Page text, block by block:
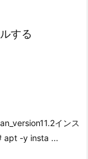
する
11.2インス
apt -y insta ...